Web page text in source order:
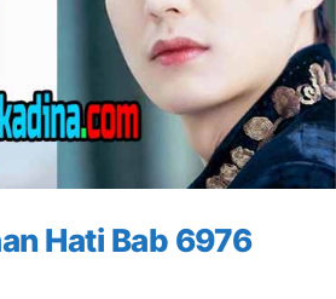
Hati Bab 6976